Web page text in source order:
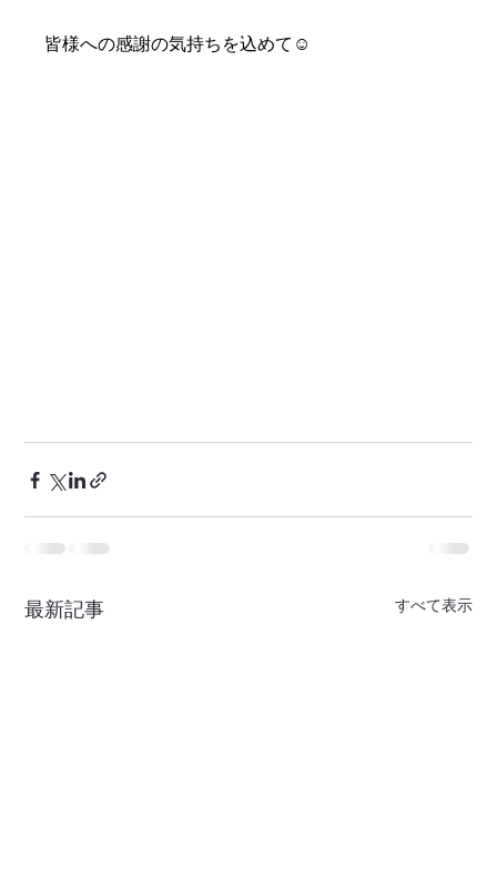
皆様への感謝の気持ちを込めて☺️
最新記事 すべて表示